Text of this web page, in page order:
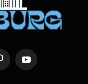
YouTube